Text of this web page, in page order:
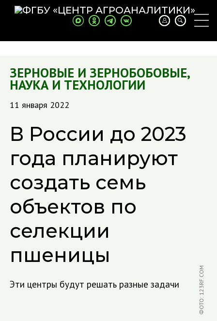
ЗЕРНОВЫЕ И ЗЕРНОБОБОВЫЕ,
НАУКА И ТЕХНОЛОГИИ
11 января 2022
В России до 2023
года планируют
создать семь
объектов по
селекции
пшеницы
Эти центры будут решать разные задачи ФОТО: 123RF.COM